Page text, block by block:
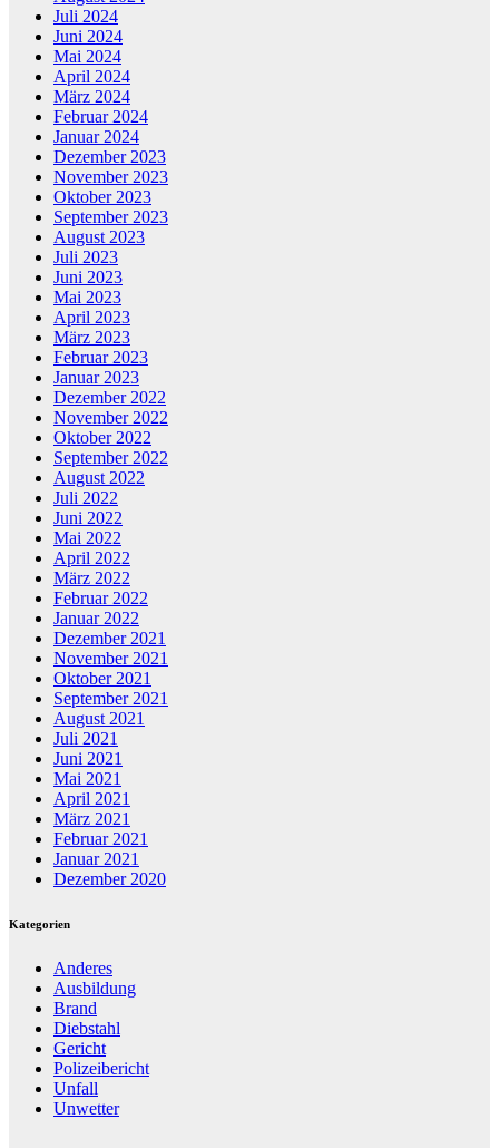
Juli 2024
Juni 2024
Mai 2024
April 2024
März 2024
Februar 2024
Januar 2024
Dezember 2023
November 2023
Oktober 2023
September 2023
August 2023
Juli 2023
Juni 2023
Mai 2023
April 2023
März 2023
Februar 2023
Januar 2023
Dezember 2022
November 2022
Oktober 2022
September 2022
August 2022
Juli 2022
Juni 2022
Mai 2022
April 2022
März 2022
Februar 2022
Januar 2022
Dezember 2021
November 2021
Oktober 2021
September 2021
August 2021
Juli 2021
Juni 2021
Mai 2021
April 2021
März 2021
Februar 2021
Januar 2021
Dezember 2020
Kategorien
Anderes
Ausbildung
Brand
Diebstahl
Gericht
Polizeibericht
Unfall
Unwetter